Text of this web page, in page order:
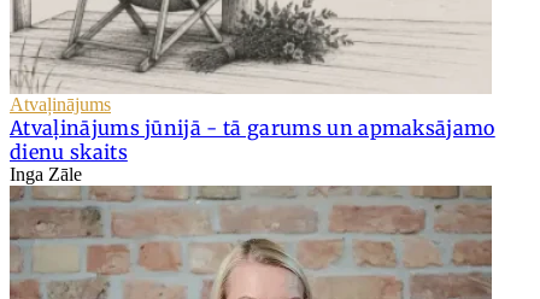
Atvaļinājums
Atvaļinājums jūnijā - tā garums un apmaksājamo
dienu skaits
Inga Zāle